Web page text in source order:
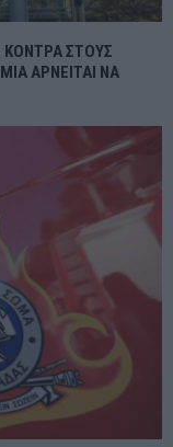
ΚΟΝΤΡΑ ΣΤΟΥΣ
ΑΡΝΕΙΤΑΙ ΝΑ